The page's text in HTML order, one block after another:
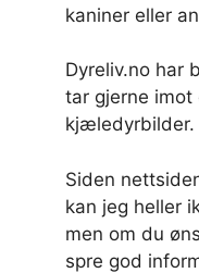
kaniner eller
Dyreliv.no har
tar gjerne imot
kjæledyrbilder.
Siden
kan jeg heller
men om du
spre god